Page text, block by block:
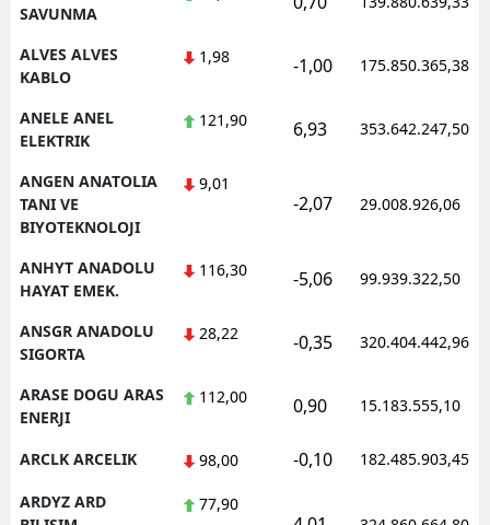
Yalova
Karabük
Osmaniye
SAVUNMA
ALVES ALVES
KABLO
1,98 -1,00 175.850.365,38
ANELE ANEL
ELEKTRIK
121,90 6,93 353.642.247,50
ANGEN ANATOLIA
TANI VE
BIYOTEKNOLOJI
9,01
-2,07 29.008.926,06
ANHYT ANADOLU
HAYAT EMEK.
116,30 -5,06 99.939.322,50
ANSGR ANADOLU
SIGORTA
28,22 -0,35 320.404.442,96
ARASE DOGU ARAS
ENERJI
112,00 0,90 15.183.555,10
ARCLK ARCELIK 98,00 -0,10 182.485.903,45
ARDYZ ARD
77,90